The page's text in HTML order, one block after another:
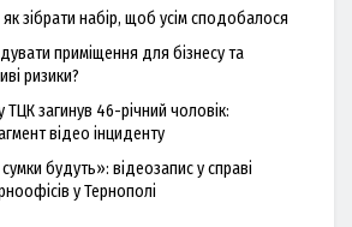
як зібрати набір, щоб усім сподобалося
приміщення для бізнесу та
ризики?
ТЦК загинув 46-річний чоловік:
відео інциденту
будуть»: відеозапис у справі
у Тернополі